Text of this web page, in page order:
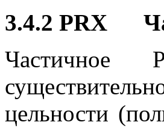
3.4.2 PRX
Частичное
цельности